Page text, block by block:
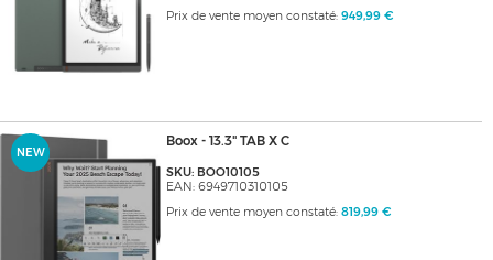
Prix de vente moyen constaté: 949,99 €
NEW
Boox - 13.3" TAB X C
SKU: BOO10105
EAN: 6949710310105
Prix de vente moyen constaté: 819,99 €